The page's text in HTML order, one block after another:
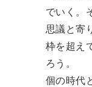
でいく。
思議と寄
枠を超え
ろう。
個の時代